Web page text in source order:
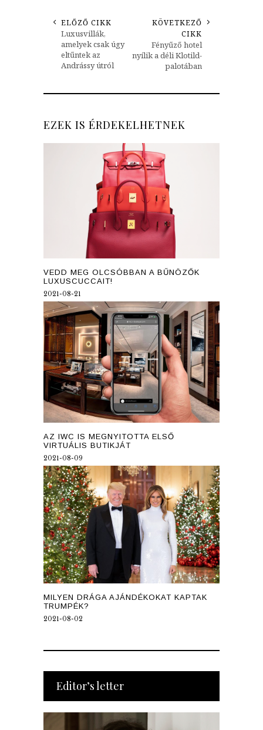
ELŐZŐ CIKK
Luxusvillák,
amelyek csak úgy
eltűntek az
Andrássy útról
KÖVETKEZŐ
CIKK
Fényűző hotel
nyílik a déli Klotild-
palotában
EZEK IS ÉRDEKELHETNEK
VEDD MEG OLCSÓBBAN A BŰNÖZŐK
LUXUSCUCCAIT!
2021-08-21
AZ IWC IS MEGNYITOTTA ELSŐ
VIRTUÁLIS BUTIKJÁT
2021-08-09
MILYEN DRÁGA AJÁNDÉKOKAT KAPTAK
TRUMPÉK?
2021-08-02
Editor’s letter